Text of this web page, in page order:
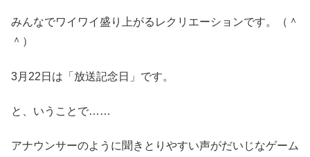
みんなでワイワイ盛り上がるレクリエーションです。（＾
＾）
3月22日は「放送記念日」です。
と、いうことで……
アナウンサーのように聞きとりやすい声がだいじなゲーム